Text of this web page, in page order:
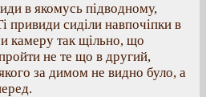
в якомусь підводному,
привиди сиділи навпочіпки в
камеру так щільно, що
не те що в другий,
за димом не видно було, а